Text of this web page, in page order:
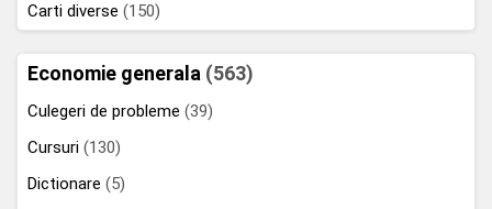
Carti diverse (150)
Economie generala (563)
Culegeri de probleme (39)
Cursuri (130)
Dictionare (5)